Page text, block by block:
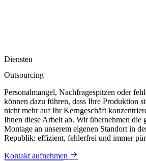
Diensten
Outsourcing
Personalmangel, Nachfragespitzen oder
können dazu führen, dass Ihre Produktion
nicht mehr auf Ihr Kerngeschäft
Ihnen diese Arbeit ab. Wir übernehmen die
Montage an unserem eigenen Standort in
Republik: effizient, fehlerfrei und immer
Kontakt aufnehmen